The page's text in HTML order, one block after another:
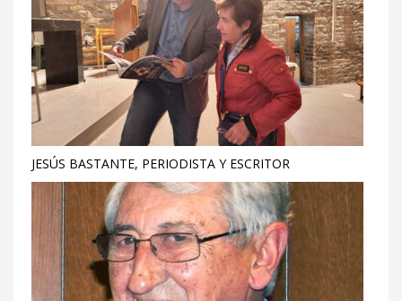
JESÚS BASTANTE, PERIODISTA Y ESCRITOR